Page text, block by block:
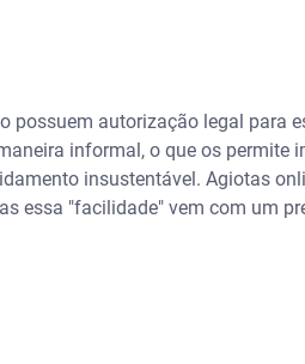
possuem autorização legal para
informal, o que os permite
insustentável. Agiotas
essa "facilidade" vem com um